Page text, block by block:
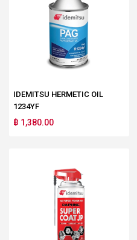
IDEMITSU HERMETIC OIL
1234YF
฿ 1,380.00